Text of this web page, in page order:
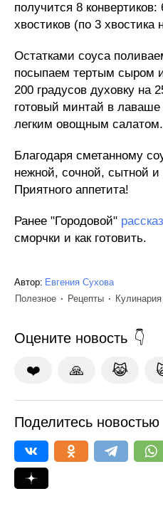
получится 8
хвостиков (по 3 хвостика
Остатками соуса
посыпаем тертым сыром
200 градусов духовку на
готовый минтай в
легким овощным салатом.
Благодаря сметанному
нежной, сочной, сытной и
Приятного аппетита!
Ранее "Городовой"
сморчки и как готовить.
Автор: Евгения Сухова
Полезное
Рецепты Кулинария
Оцените новость
❤️ 🙏 😹
Поделитесь новостью